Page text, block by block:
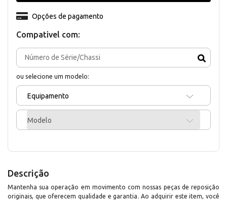
Compativel com:
ou selecione um modelo:
Equipamento
Modelo
Opções de pagamento
Descrição
Mantenha sua operação em movimento com nossas peças de reposição
originais, que oferecem qualidade e garantia. Ao adquirir este item, você